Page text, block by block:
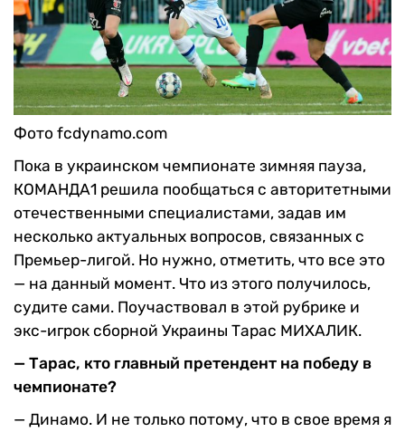
Фото fcdynamo.com
Пока в украинском чемпионате зимняя пауза,
КОМАНДА1 решила пообщаться с авторитетными
отечественными специалистами, задав им
несколько актуальных вопросов, связанных с
Премьер-лигой. Но нужно, отметить, что все это
— на данный момент. Что из этого получилось,
судите сами. Поучаствовал в этой рубрике и
экс-игрок сборной Украины Тарас МИХАЛИК.
— Тарас, кто главный претендент на победу в
чемпионате?
— Динамо. И не только потому, что в свое время я